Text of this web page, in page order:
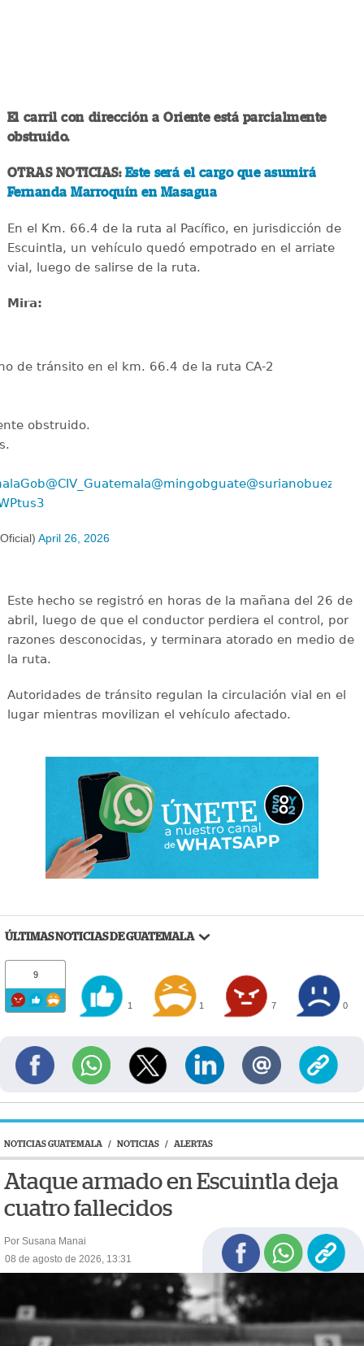
El carril con dirección a Oriente está parcialmente
obstruido.
OTRAS NOTICIAS: Este será el cargo que asumirá
Fernanda Marroquín en Masagua
En el Km. 66.4 de la ruta al Pacífico, en jurisdicción de
Escuintla, un vehículo quedó empotrado en el arriate
vial, luego de salirse de la ruta.
Mira:
de tránsito en el km. 66.4 de la ruta CA-2
obstruido.
@CIV_Guatemala@mingobguate@surianobuezo
April 26, 2026
Este hecho se registró en horas de la mañana del 26 de
abril, luego de que el conductor perdiera el control, por
razones desconocidas, y terminara atorado en medio de
la ruta.
Autoridades de tránsito regulan la circulación vial en el
lugar mientras movilizan el vehículo afectado.
ÚLTIMAS NOTICIAS DE GUATEMALA
9
1 1 7 0
NOTICIAS GUATEMALA / NOTICIAS / ALERTAS
Ataque armado en Escuintla deja
cuatro fallecidos
Por Susana Manai
08 de agosto de 2026, 13:31